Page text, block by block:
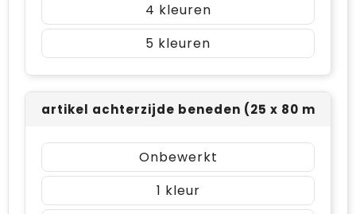
4
5
artikel achterzijde beneden (25 x 80 mm)
Onbewerkt
1